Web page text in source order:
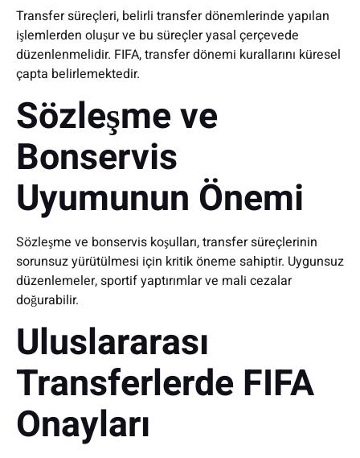
Transfer süreçleri, belirli transfer dönemlerinde yapılan
işlemlerden oluşur ve bu süreçler yasal çerçevede
düzenlenmelidir. FIFA, transfer dönemi kurallarını küresel
çapta belirlemektedir.
Sözleşme ve
Bonservis
Uyumunun Önemi
Sözleşme ve bonservis koşulları, transfer süreçlerinin
sorunsuz yürütülmesi için kritik öneme sahiptir. Uygunsuz
düzenlemeler, sportif yaptırımlar ve mali cezalar
doğurabilir.
Uluslararası
Transferlerde FIFA
Onayları